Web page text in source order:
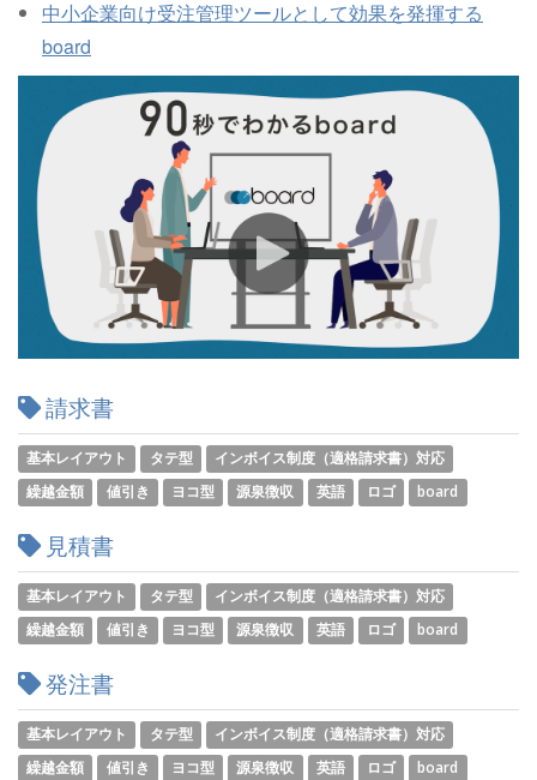
中小企業向け受注管理ツールとして効果を発揮する
board
請求書
基本レイアウト タテ型
インボイス制度（適格請求書）対応
繰越金額
値引き ヨコ型 源泉徴収 英語 ロゴ board
見積書
基本レイアウト タテ型
インボイス制度（適格請求書）対応
繰越金額
値引き ヨコ型 源泉徴収 英語 ロゴ board
発注書
基本レイアウト タテ型
インボイス制度（適格請求書）対応
繰越金額
値引き ヨコ型 源泉徴収 英語 ロゴ board